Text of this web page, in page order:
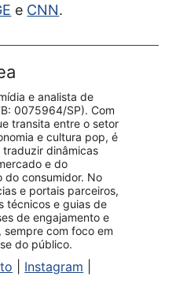
e CNN.
e analista de
0075964/SP). Com
transita entre o setor
e cultura pop, é
traduzir dinâmicas
e do
do consumidor. No
e portais parceiros,
técnicos e guias de
de engajamento e
sempre com foco em
do público.
Instagram